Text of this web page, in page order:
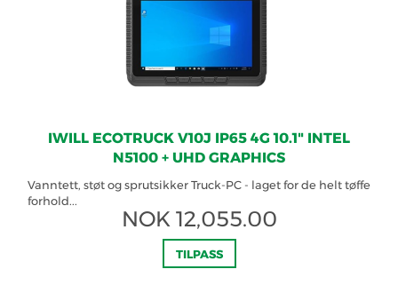
IWILL ECOTRUCK V10J IP65 4G 10.1" INTEL
N5100 + UHD GRAPHICS
Vanntett, støt og sprutsikker Truck-PC - laget for de helt tøffe
forhold...
NOK 12,055.00
TILPASS